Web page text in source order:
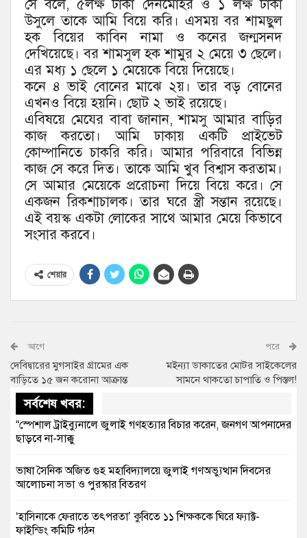
সে বলে, ৫লক্ষ টাকা দেনমোহর ও ১ লক্ষ টাকা
উসুলে তাকে আমি বিয়ে করি। এসময় বর শামছুল
হক বিয়ের কাবিন নামা ও কনের জন্মসনদ
দেখিয়েছে। বর শামসুল হক শামুর ২ মেয়ে ৩ ছেলে।
এর মধ্য ১ ছেলে ১ মেয়েকে বিয়ে দিয়েছে।
কনে ৪ ভাই বোনের মাঝে ২য়। তার বড় বোনের
এখনও বিয়ে হয়নি। ছোট ২ ভাই রয়েছে।
এবিষয়ে মেযের বাবা জানান, শামসু আমার বাড়ির
কাজ করতো। আমি ঢাকায় একটি প্রাইভেট
কোম্পানিতে চাকরি করি। আমার পরিবারে বিভিন্ন
কাজ সে করে দিত। তাকে আমি খুব বিশ্বাস করতাম।
সে আমার মেয়েকে প্ররোচনা দিয়ে বিয়ে করে। সে
একজন রিকশাচালক। তার ঘরে স্ত্রী সন্তান রয়েছে।
এই বয়স্ক একটা লোকের সাথে আমার মেয়ে কিভাবে
সংসার করবে।
শেয়ার
আগে
দেবিদ্বারের মুগসাইর গ্রামের এক
বাড়িতে ১৫ জন করোনা আক্রান্ত
পরে
মইন্যা ডাকাতের মোটর সাইকেলের
সামনে থাকতো চাপাতি ও পিস্তল!
সর্বশেষ খবর:
“স্পেশাল ট্রাইব্যুনালে জুলাই গণহত্যার বিচার করেন, জনগণ আপনাদের
ছাড়বে না-সাক্কু
ভাষা সৈনিক অজিত গুহ মহাবিদ্যালয়ে জুলাই গণঅভ্যুত্থান দিবসের
আলোচনা সভা ও পুরস্কার বিতরণ
‘হাসিনাকে ফেরাতে তৎপরতা’ কুবিতে ১১ শিক্ষককে ঘিরে ফ্যাক্ট-
ফাইন্ডিং কমিটি গঠন